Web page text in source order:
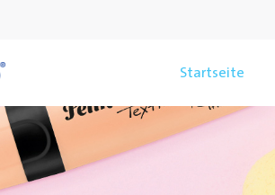
Startseite